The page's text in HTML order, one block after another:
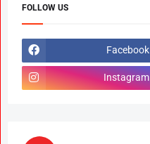
FOLLOW US
Facebook
Instagram